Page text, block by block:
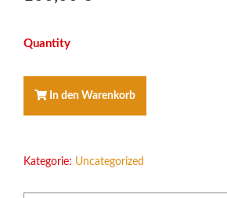
PLUS-
STANLEY'S
TRUMPET
Major
2
In den Warenkorb
Kategorie: Uncategorized